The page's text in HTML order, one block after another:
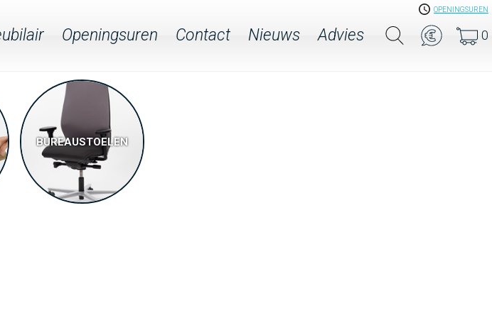
Openingsuren Contact Nieuws Advies 0
OPENINGSUREN
BUREAUSTOELEN